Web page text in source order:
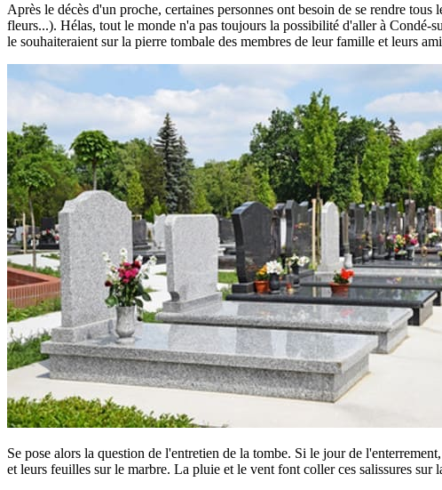
Après le décès d'un proche, certaines personnes ont besoin de se rendre
fleurs...). Hélas, tout le monde n'a pas toujours la possibilité d'aller à Condé-
le souhaiteraient sur la pierre tombale des membres de leur famille et leurs
Se pose alors la question de l'entretien de la tombe. Si le jour de
et leurs feuilles sur le marbre. La pluie et le vent font coller ces salissures sur